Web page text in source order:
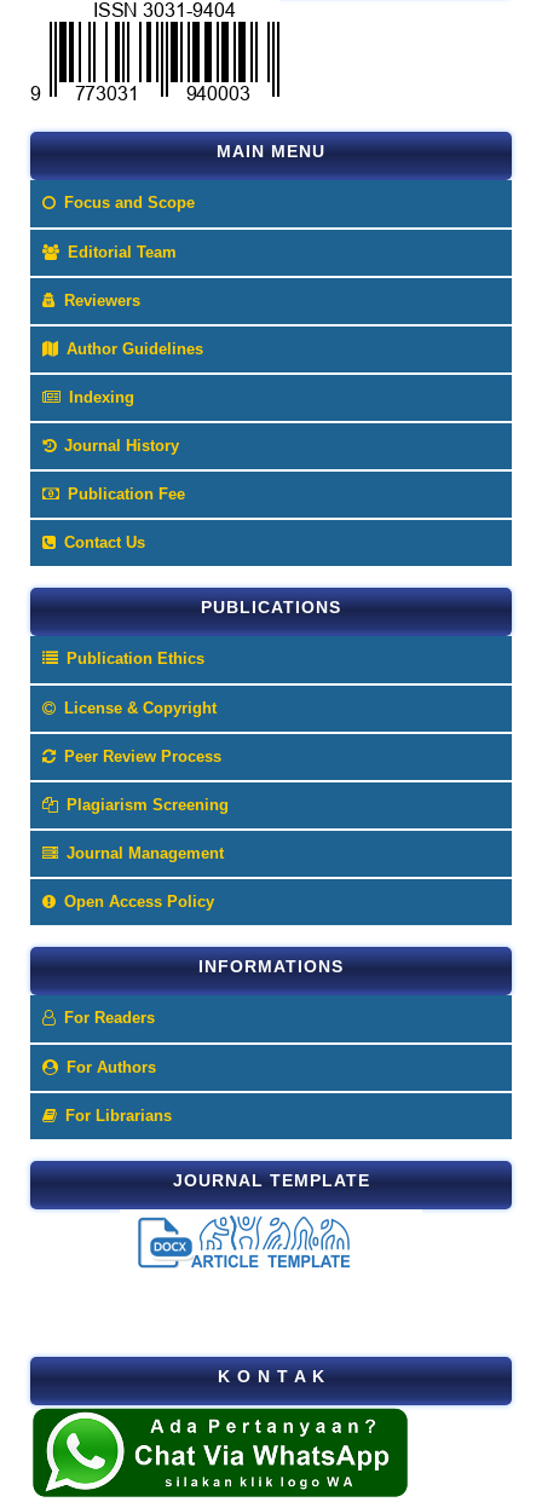
MAIN MENU
Focus and Scope
Editorial Team
Reviewers
Author Guidelines
Indexing
Journal History
Publication Fee
Contact Us
PUBLICATIONS
Publication Ethics
License & Copyright
Peer Review Process
Plagiarism Screening
Journal Management
Open Access Policy
INFORMATIONS
For Readers
For Authors
For Librarians
JOURNAL TEMPLATE
K O N T A K